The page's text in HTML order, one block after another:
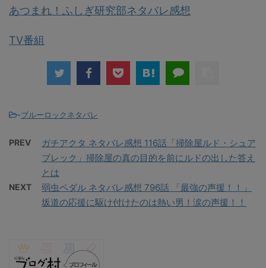
あつまれ！ふしぎ研究部ネタバレ感想
TV番組
-ブルーロックネタバレ
PREV
ガチアクタ ネタバレ感想 116話「掃除屋ルド・シュア
ブレック」掃除屋の真の目的を前にルドの出した答え
とは
NEXT
弱虫ペダル ネタバレ感想 796話 「最強の声援！！」
坂道の応援に駆け付けたのは熱い男！涙の声援！！